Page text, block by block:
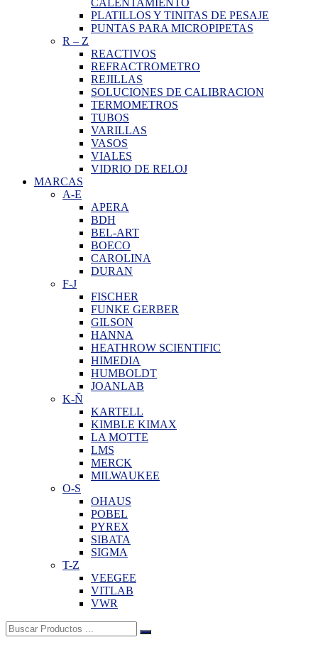
CALENTAMIENTO
PLATILLOS Y TINITAS DE PESAJE
PUNTAS PARA MICROPIPETAS
R – Z
REACTIVOS
REFRACTROMETRO
REJILLAS
SOLUCIONES DE CALIBRACION
TERMOMETROS
TUBOS
VARILLAS
VASOS
VIALES
VIDRIO DE RELOJ
MARCAS
A-E
APERA
BDH
BEL-ART
BOECO
CAROLINA
DURAN
F-J
FISCHER
FUNKE GERBER
GILSON
HANNA
HEATHROW SCIENTIFIC
HIMEDIA
HUMBOLDT
JOANLAB
K-Ñ
KARTELL
KIMBLE KIMAX
LA MOTTE
LMS
MERCK
MILWAUKEE
O-S
OHAUS
POBEL
PYREX
SIBATA
SIGMA
T-Z
VEEGEE
VITLAB
VWR
Buscar: